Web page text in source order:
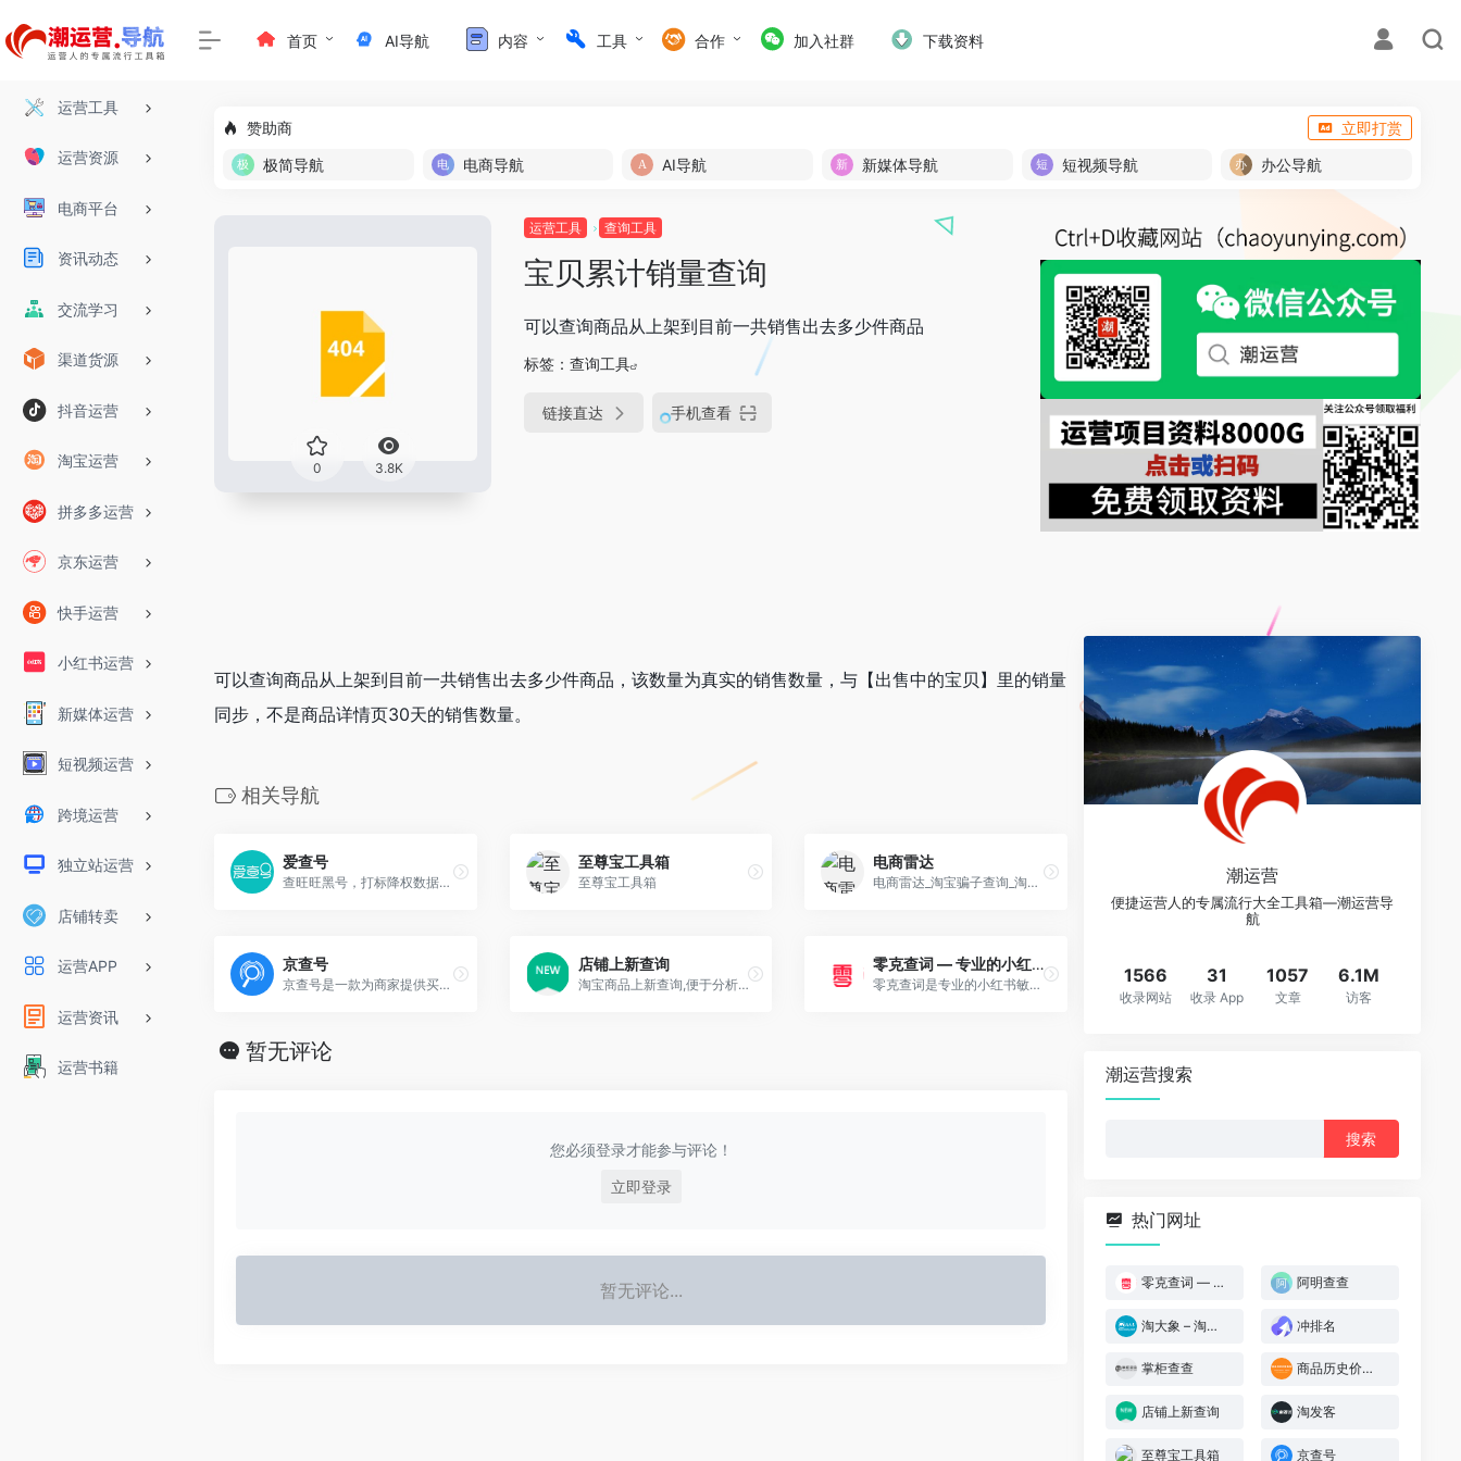
运营工具
运营资源
电商平台
资讯动态
交流学习
渠道货源
抖音运营
淘宝运营
拼多多运营
京东运营
快手运营
小红书运营
新媒体运营
短视频运营
跨境运营
独立站运营
店铺转卖
运营APP
运营资讯
运营书籍
首页 AI导航 内容 工具 合作 加入社群 下载资料
赞助商
立即打赏
极简导航
电商导航 AI导航 新媒体导航 短视频导航 办公导航
0 3.8K
运营工具 查询工具
宝贝累计销量查询
可以查询商品从上架到目前一共销售出去多少件商品
标签： 查询工具
链接直达 手机查看
可以查询商品从上架到目前一共销售出去多少件商品，该数量为真实的销售数量，与【出售中的宝贝】里的销量
同步，不是商品详情页30天的销售数量。
相关导航
爱查号
查旺旺黑号，打标降权数据一目了然，让客户防骗不睬坑
至尊宝工具箱
至尊宝工具箱
电商雷达
电商雷达_淘宝骗子查询_淘宝骗子曝光_淘宝骗子举报中心
京查号
京查号是一款为商家提供买家信誉查询的工具型产品，有效排查降权黑号、评价折叠号、差评号、抽检号、恶意退款号、故意找茬号等劣质账号，净化产业生态，避免降权损失。
店铺上新查询
淘宝商品上新查询,便于分析同行上新情况。
零克查词 — 专业的小红书、抖音、B站、小红书敏感词检测工具
零克查词是专业的小红书敏感词和违规词检测工具，同时具备抖音敏感词，快手敏感词，B站敏感词检测功能，是内容创作者的内容优化必备工具。
暂无评论
您必须登录才能参与评论！
立即登录
暂无评论...
潮运营
便捷运营人的专属流行大全工具箱—潮运营导
航
1566
收录网站
31
收录 App
1057
文章
6.1M
访客
潮运营搜索
热门网址
零克查词 — 专业的小红书、抖音、B站、小红书敏感词检测工具 阿明查查
淘大象 – 淘宝宝贝排名在线查询 冲排名
掌柜查查 商品历史价格查询
店铺上新查询 淘发客
至尊宝工具箱 京查号